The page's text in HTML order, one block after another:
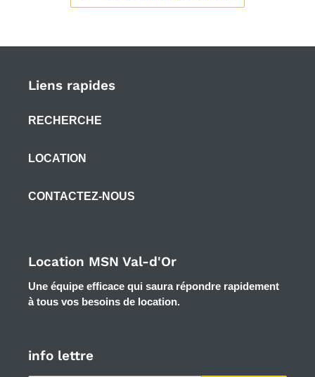
Liens rapides
RECHERCHE
LOCATION
CONTACTEZ-NOUS
Location MSN Val-d'Or
Une équipe efficace qui saura répondre rapidement
à tous vos besoins de location.
info lettre